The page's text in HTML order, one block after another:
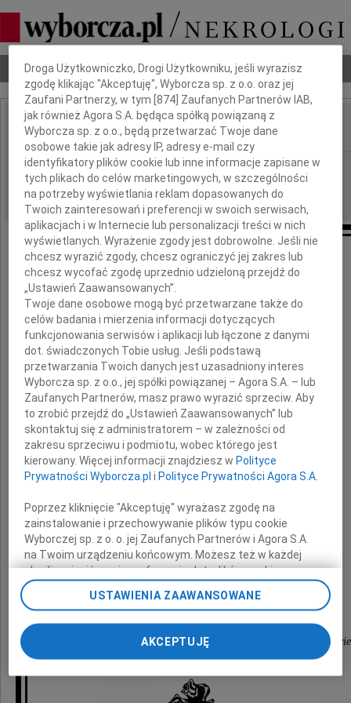
Nekrologi Odeszli Poradnik pogrzebowy
IMIĘ I NAZWISKO:
REGION: Kraków
DATA EMISJI: 18.12.2010
Panu
Markowi Legutko
wyrazy głębokiego współczucia
z powodu śmierci
Mamy
składają
Dyrekcja i pracownicy
Centralnej Komisji Egzaminacyjnej w Warszawie
Dbamy o Twoją prywatność
Droga Użytkowniczko, Drogi Użytkowniku, jeśli wyrazisz
zgodę klikając "Akceptuję", Wyborcza sp. z o.o. oraz jej
Zaufani Partnerzy, w tym [874 ] Zaufanych Partnerów IAB,
jak również Agora S.A. będąca spółką powiązaną z
Wyborcza sp. z o.o., będą przetwarzać Twoje dane
osobowe takie jak adresy IP, adresy e-mail czy
identyfikatory plików cookie lub inne informacje zapisane w
tych plikach do celów marketingowych, w szczególności
na potrzeby wyświetlania reklam dopasowanych do
Twoich zainteresowań i preferencji w swoich serwisach,
aplikacjach i w Internecie lub personalizacji treści w nich
wyświetlanych. Wyrażenie zgody jest dobrowolne. Jeśli nie
chcesz wyrazić zgody, chcesz ograniczyć jej zakres lub
chcesz wycofać zgodę uprzednio udzieloną przejdź do
„Ustawień Zaawansowanych”.
Twoje dane osobowe mogą być przetwarzane także do
celów badania i mierzenia informacji dotyczących
funkcjonowania serwisów i aplikacji lub łączone z danymi
dot. świadczonych Tobie usług. Jeśli podstawą
przetwarzania Twoich danych jest uzasadniony interes
Wyborcza sp. z o.o., jej spółki powiązanej – Agora S.A. – lub
Zaufanych Partnerów, masz prawo wyrazić sprzeciw. Aby
to zrobić przejdź do „Ustawień Zaawansowanych” lub
skontaktuj się z administratorem – w zależności od
zakresu sprzeciwu i podmiotu, wobec którego jest
kierowany. Więcej informacji znajdziesz w Polityce
Prywatności Wyborcza.pl i Polityce Prywatności Agora S.A.
Poprzez kliknięcie "Akceptuję" wyrażasz zgodę na
zainstalowanie i przechowywanie plików typu cookie
Wyborczej sp. z o. o. jej Zaufanych Partnerów i Agora S.A.
na Twoim urządzeniu końcowym. Możesz też w każdej
chwili zmienić swoje preferencje dot. plików cookie,
ponownie wywołując narzędzie do zarządzania Twoimi
preferencjami dot. przetwarzania danych poprzez
przechodząc do sekcji „Ustawienia zaawansowane”.
Zmiana ustawień plików cookie możliwa jest także za
My, nasi Zaufani Partnerzy i Agora S.A. możemy
USTAWIENIA ZAAWANSOWANE
AKCEPTUJĘ